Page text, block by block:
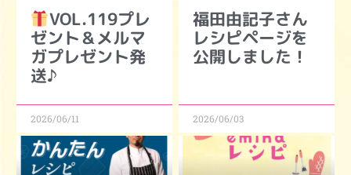
VOL.119プレ
ゼント＆メルマ
ガプレゼント発
送♪
2026/06/11
福田由記子さん
レシピページを
公開しました！
2026/06/03